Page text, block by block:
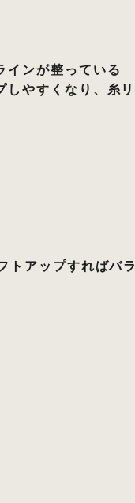
インが整っている
しやすくなり、糸リ
トアップすればバラ